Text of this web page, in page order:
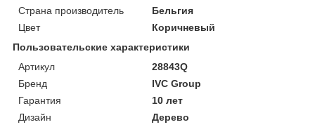
Страна производитель
Бельгия
Цвет
Коричневый
Пользовательские характеристики
Артикул
28843Q
Бренд
IVC Group
Гарантия
10 лет
Дизайн
Дерево